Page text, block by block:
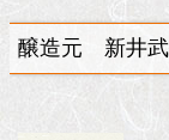
プ
醸造元 新井武